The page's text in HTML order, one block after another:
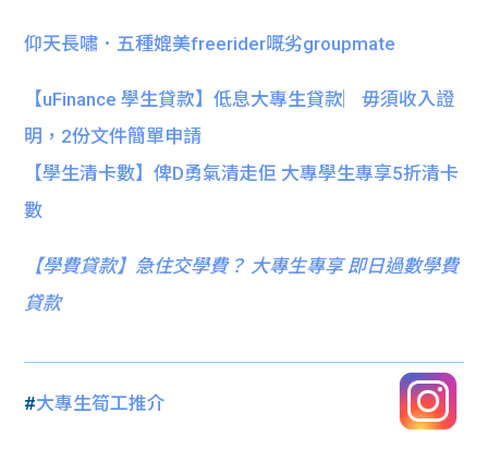
仰天長嘯．五種媲美freerider嘅劣groupmate
【uFinance 學生貸款】低息大專生貸款︳毋須收入證
明，2份文件簡單申請
【學生清卡數】俾D勇氣清走佢 大專學生專享5折清卡
數
【學費貸款】急住交學費？ 大專生專享 即日過數學費
貸款
#大專生筍工推介